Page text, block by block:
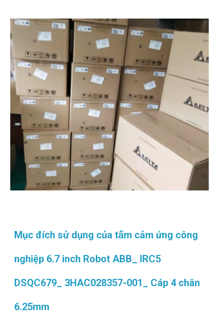
Mục đích sử dụng của tấm cảm ứng công
nghiệp 6.7 inch Robot ABB_ IRC5
DSQC679_ 3HAC028357-001_ Cáp 4 chân
6.25mm